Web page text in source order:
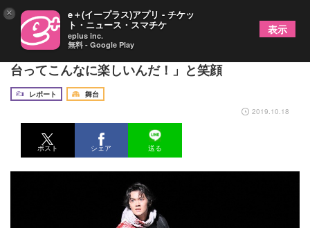
舞台『里見八犬伝』が開幕 初座長の佐野勇斗「舞
台ってこんなに楽しいんだ！」と笑顔
レポート
舞台
2019.10.18
ポスト シェア 送る
× e＋(イープラス)アプリ - チケッ
ト・ニュース・スマチケ
eplus inc.
無料 - Google Play
表示